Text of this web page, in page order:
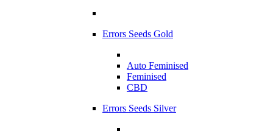
Errors Seeds Gold
Auto Feminised
Feminised
CBD
Errors Seeds Silver